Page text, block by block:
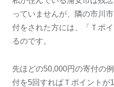
っていませんが、隣の市川
付をされた方には、「Ｔポ
るのです。
先ほどの50,000円の寄付の
付を5回すればＴポイントが